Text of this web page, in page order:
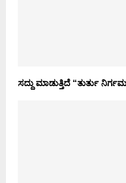
ಸದ್ದು ಮಾಡುತ್ತಿದೆ “ತುರ್ತು